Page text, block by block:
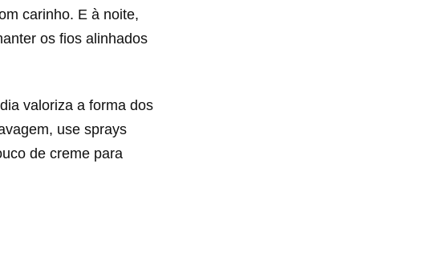
carinho. E à noite,
os fios alinhados
valoriza a forma dos
use sprays
de creme para